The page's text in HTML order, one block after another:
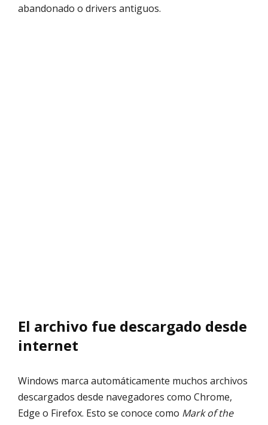
abandonado o drivers antiguos.
El archivo fue descargado desde
internet
Windows marca automáticamente muchos archivos
descargados desde navegadores como Chrome,
Edge o Firefox. Esto se conoce como Mark of the